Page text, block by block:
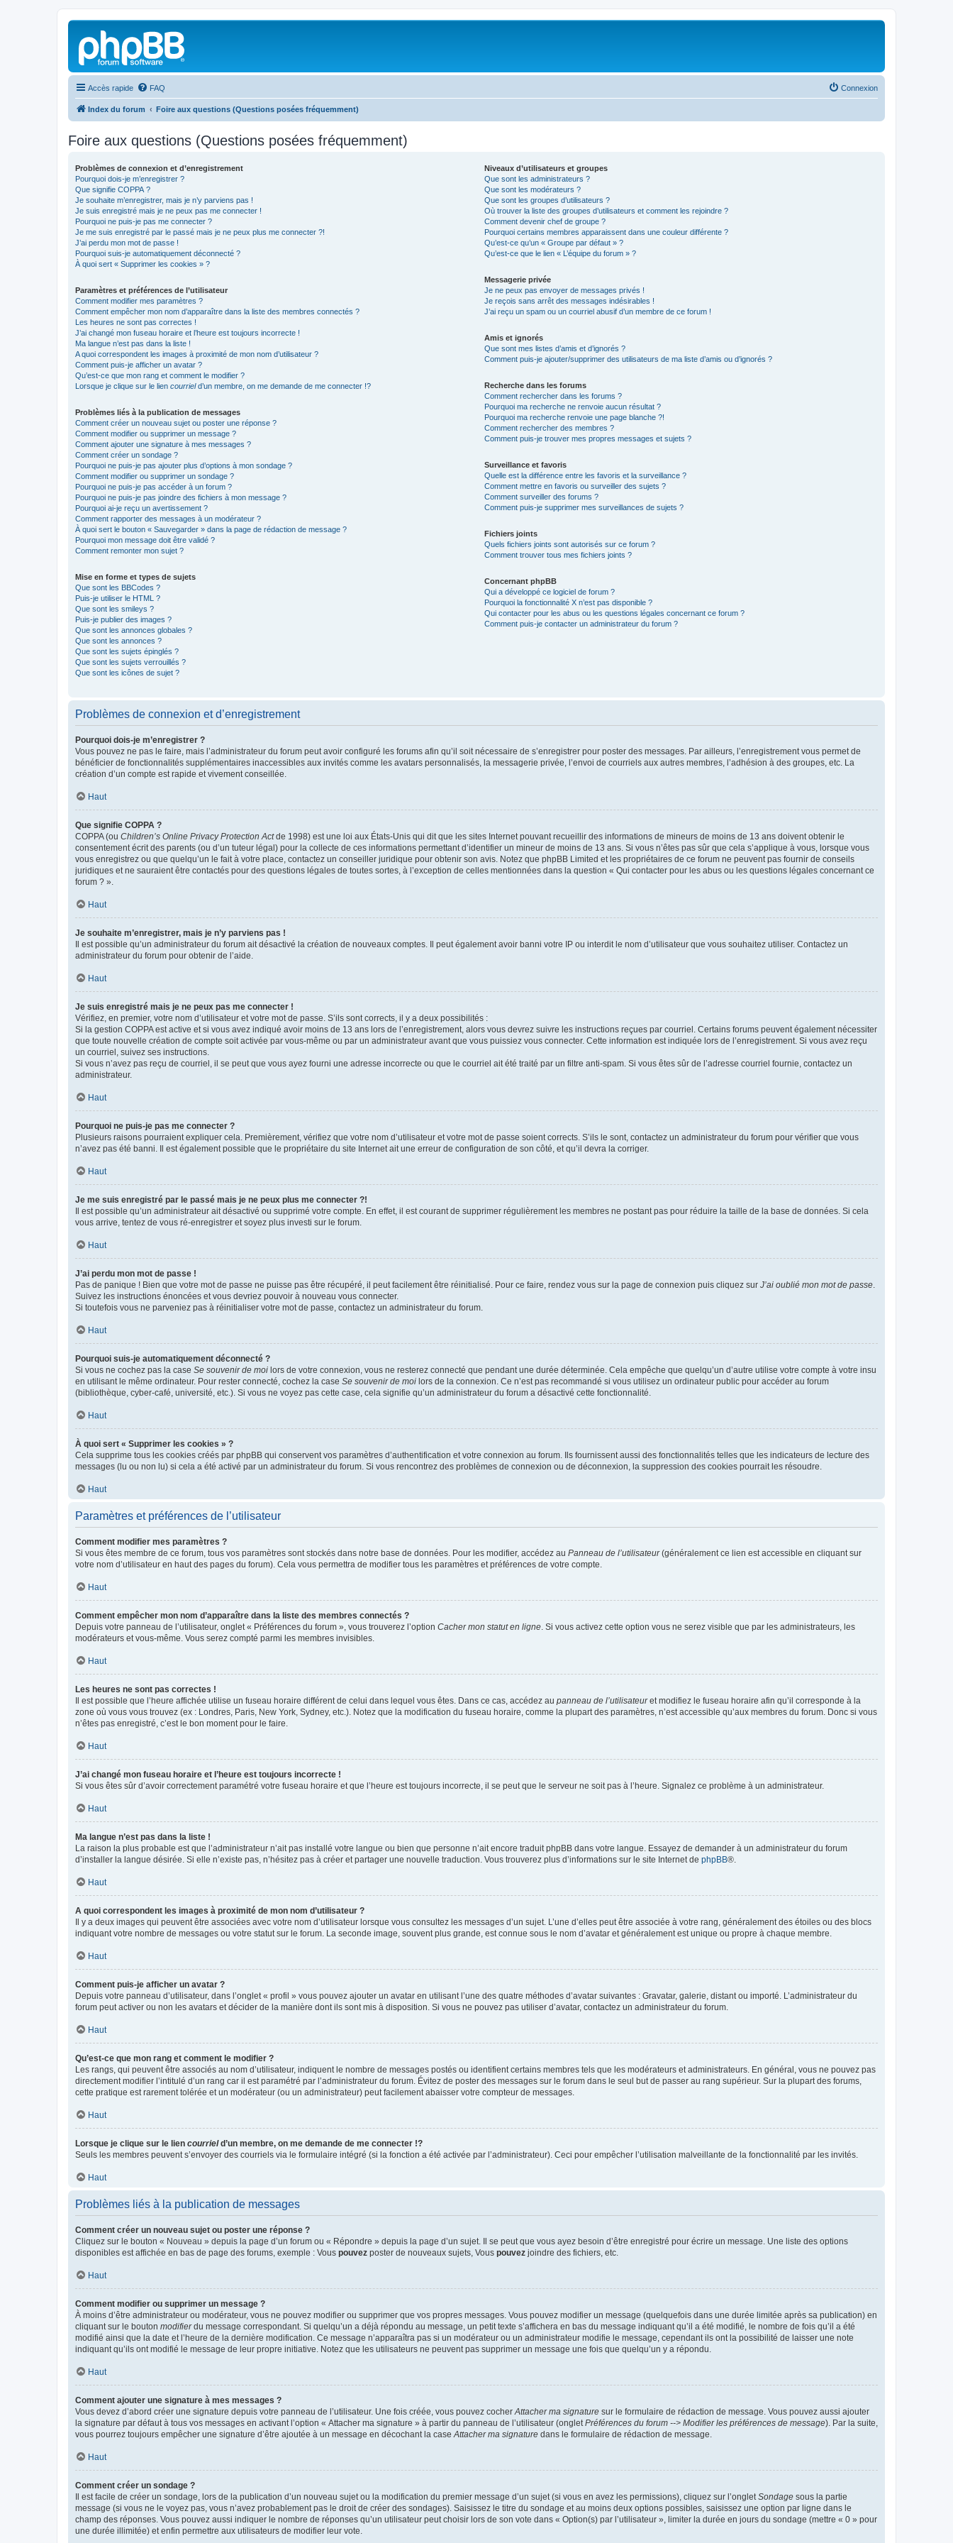
Accès rapide FAQ Connexion
Index du forum Foire aux questions (Questions posées fréquemment)
Foire aux questions (Questions posées fréquemment)
Problèmes de connexion et d’enregistrement
Pourquoi dois-je m’enregistrer ?
Que signifie COPPA ?
Je souhaite m’enregistrer, mais je n’y parviens pas !
Je suis enregistré mais je ne peux pas me connecter !
Pourquoi ne puis-je pas me connecter ?
Je me suis enregistré par le passé mais je ne peux plus me connecter ?!
J’ai perdu mon mot de passe !
Pourquoi suis-je automatiquement déconnecté ?
À quoi sert « Supprimer les cookies » ?
Paramètres et préférences de l’utilisateur
Comment modifier mes paramètres ?
Comment empêcher mon nom d’apparaître dans la liste des membres connectés ?
Les heures ne sont pas correctes !
J’ai changé mon fuseau horaire et l’heure est toujours incorrecte !
Ma langue n’est pas dans la liste !
A quoi correspondent les images à proximité de mon nom d’utilisateur ?
Comment puis-je afficher un avatar ?
Qu’est-ce que mon rang et comment le modifier ?
Lorsque je clique sur le lien courrield’un membre, on me demande de me connecter !?
Problèmes liés à la publication de messages
Comment créer un nouveau sujet ou poster une réponse ?
Comment modifier ou supprimer un message ?
Comment ajouter une signature à mes messages ?
Comment créer un sondage ?
Pourquoi ne puis-je pas ajouter plus d’options à mon sondage ?
Comment modifier ou supprimer un sondage ?
Pourquoi ne puis-je pas accéder à un forum ?
Pourquoi ne puis-je pas joindre des fichiers à mon message ?
Pourquoi ai-je reçu un avertissement ?
Comment rapporter des messages à un modérateur ?
À quoi sert le bouton « Sauvegarder » dans la page de rédaction de message ?
Pourquoi mon message doit être validé ?
Comment remonter mon sujet ?
Mise en forme et types de sujets
Que sont les BBCodes ?
Puis-je utiliser le HTML ?
Que sont les smileys ?
Puis-je publier des images ?
Que sont les annonces globales ?
Que sont les annonces ?
Que sont les sujets épinglés ?
Que sont les sujets verrouillés ?
Que sont les icônes de sujet ?
Niveaux d’utilisateurs et groupes
Que sont les administrateurs ?
Que sont les modérateurs ?
Que sont les groupes d’utilisateurs ?
Où trouver la liste des groupes d’utilisateurs et comment les rejoindre ?
Comment devenir chef de groupe ?
Pourquoi certains membres apparaissent dans une couleur différente ?
Qu’est-ce qu’un « Groupe par défaut » ?
Qu’est-ce que le lien « L’équipe du forum » ?
Messagerie privée
Je ne peux pas envoyer de messages privés !
Je reçois sans arrêt des messages indésirables !
J’ai reçu un spam ou un courriel abusif d’un membre de ce forum !
Amis et ignorés
Que sont mes listes d’amis et d’ignorés ?
Comment puis-je ajouter/supprimer des utilisateurs de ma liste d’amis ou d’ignorés ?
Recherche dans les forums
Comment rechercher dans les forums ?
Pourquoi ma recherche ne renvoie aucun résultat ?
Pourquoi ma recherche renvoie une page blanche ?!
Comment rechercher des membres ?
Comment puis-je trouver mes propres messages et sujets ?
Surveillance et favoris
Quelle est la différence entre les favoris et la surveillance ?
Comment mettre en favoris ou surveiller des sujets ?
Comment surveiller des forums ?
Comment puis-je supprimer mes surveillances de sujets ?
Fichiers joints
Quels fichiers joints sont autorisés sur ce forum ?
Comment trouver tous mes fichiers joints ?
Concernant phpBB
Qui a développé ce logiciel de forum ?
Pourquoi la fonctionnalité X n’est pas disponible ?
Qui contacter pour les abus ou les questions légales concernant ce forum ?
Comment puis-je contacter un administrateur du forum ?
Problèmes de connexion et d’enregistrement
Pourquoi dois-je m’enregistrer ?
Vous pouvez ne pas le faire, mais l’administrateur du forum peut avoir configuré les forums afin qu’il soit nécessaire de s’enregistrer pour poster des messages. Par ailleurs, l’enregistrement vous permet de
bénéficier de fonctionnalités supplémentaires inaccessibles aux invités comme les avatars personnalisés, la messagerie privée, l’envoi de courriels aux autres membres, l’adhésion à des groupes, etc. La
création d’un compte est rapide et vivement conseillée.
Haut
Que signifie COPPA ?
COPPA (ou Children’s Online Privacy Protection Actde 1998) est une loi aux États-Unis qui dit que les sites Internet pouvant recueillir des informations de mineurs de moins de 13 ans doivent obtenir le
consentement écrit des parents (ou d’un tuteur légal) pour la collecte de ces informations permettant d’identifier un mineur de moins de 13 ans. Si vous n’êtes pas sûr que cela s’applique à vous, lorsque vous
vous enregistrez ou que quelqu’un le fait à votre place, contactez un conseiller juridique pour obtenir son avis. Notez que phpBB Limited et les propriétaires de ce forum ne peuvent pas fournir de conseils
juridiques et ne sauraient être contactés pour des questions légales de toutes sortes, à l’exception de celles mentionnées dans la question « Qui contacter pour les abus ou les questions légales concernant ce
forum ? ».
Haut
Je souhaite m’enregistrer, mais je n’y parviens pas !
Il est possible qu’un administrateur du forum ait désactivé la création de nouveaux comptes. Il peut également avoir banni votre IP ou interdit le nom d’utilisateur que vous souhaitez utiliser. Contactez un
administrateur du forum pour obtenir de l’aide.
Haut
Je suis enregistré mais je ne peux pas me connecter !
Vérifiez, en premier, votre nom d’utilisateur et votre mot de passe. S’ils sont corrects, il y a deux possibilités :
Si la gestion COPPA est active et si vous avez indiqué avoir moins de 13 ans lors de l’enregistrement, alors vous devrez suivre les instructions reçues par courriel. Certains forums peuvent également nécessiter
que toute nouvelle création de compte soit activée par vous-même ou par un administrateur avant que vous puissiez vous connecter. Cette information est indiquée lors de l’enregistrement. Si vous avez reçu
un courriel, suivez ses instructions.
Si vous n’avez pas reçu de courriel, il se peut que vous ayez fourni une adresse incorrecte ou que le courriel ait été traité par un filtre anti-spam. Si vous êtes sûr de l’adresse courriel fournie, contactez un
administrateur.
Haut
Pourquoi ne puis-je pas me connecter ?
Plusieurs raisons pourraient expliquer cela. Premièrement, vérifiez que votre nom d’utilisateur et votre mot de passe soient corrects. S’ils le sont, contactez un administrateur du forum pour vérifier que vous
n’avez pas été banni. Il est également possible que le propriétaire du site Internet ait une erreur de configuration de son côté, et qu’il devra la corriger.
Haut
Je me suis enregistré par le passé mais je ne peux plus me connecter ?!
Il est possible qu’un administrateur ait désactivé ou supprimé votre compte. En effet, il est courant de supprimer régulièrement les membres ne postant pas pour réduire la taille de la base de données. Si cela
vous arrive, tentez de vous ré-enregistrer et soyez plus investi sur le forum.
Haut
J’ai perdu mon mot de passe !
Pas de panique ! Bien que votre mot de passe ne puisse pas être récupéré, il peut facilement être réinitialisé. Pour ce faire, rendez vous sur la page de connexion puis cliquez sur J’ai oublié mon mot de passe.
Suivez les instructions énoncées et vous devriez pouvoir à nouveau vous connecter.
Si toutefois vous ne parveniez pas à réinitialiser votre mot de passe, contactez un administrateur du forum.
Haut
Pourquoi suis-je automatiquement déconnecté ?
Si vous ne cochez pas la case Se souvenir de moi lors de votre connexion, vous ne resterez connecté que pendant une durée déterminée. Cela empêche que quelqu’un d’autre utilise votre compte à votre insu
en utilisant le même ordinateur. Pour rester connecté, cochez la case Se souvenir de moi lors de la connexion. Ce n’est pas recommandé si vous utilisez un ordinateur public pour accéder au forum
(bibliothèque, cyber-café, université, etc.). Si vous ne voyez pas cette case, cela signifie qu’un administrateur du forum a désactivé cette fonctionnalité.
Haut
À quoi sert « Supprimer les cookies » ?
Cela supprime tous les cookies créés par phpBB qui conservent vos paramètres d’authentification et votre connexion au forum. Ils fournissent aussi des fonctionnalités telles que les indicateurs de lecture des
messages (lu ou non lu) si cela a été activé par un administrateur du forum. Si vous rencontrez des problèmes de connexion ou de déconnexion, la suppression des cookies pourrait les résoudre.
Haut
Paramètres et préférences de l’utilisateur
Comment modifier mes paramètres ?
Si vous êtes membre de ce forum, tous vos paramètres sont stockés dans notre base de données. Pour les modifier, accédez au Panneau de l’utilisateur(généralement ce lien est accessible en cliquant sur
votre nom d’utilisateur en haut des pages du forum). Cela vous permettra de modifier tous les paramètres et préférences de votre compte.
Haut
Comment empêcher mon nom d’apparaître dans la liste des membres connectés ?
Depuis votre panneau de l’utilisateur, onglet « Préférences du forum », vous trouverez l’option Cacher mon statut en ligne. Si vous activez cette option vous ne serez visible que par les administrateurs, les
modérateurs et vous-même. Vous serez compté parmi les membres invisibles.
Haut
Les heures ne sont pas correctes !
Il est possible que l’heure affichée utilise un fuseau horaire différent de celui dans lequel vous êtes. Dans ce cas, accédez au panneau de l’utilisateuret modifiez le fuseau horaire afin qu’il corresponde à la
zone où vous vous trouvez (ex : Londres, Paris, New York, Sydney, etc.). Notez que la modification du fuseau horaire, comme la plupart des paramètres, n’est accessible qu’aux membres du forum. Donc si vous
n’êtes pas enregistré, c’est le bon moment pour le faire.
Haut
J’ai changé mon fuseau horaire et l’heure est toujours incorrecte !
Si vous êtes sûr d’avoir correctement paramétré votre fuseau horaire et que l’heure est toujours incorrecte, il se peut que le serveur ne soit pas à l’heure. Signalez ce problème à un administrateur.
Haut
Ma langue n’est pas dans la liste !
La raison la plus probable est que l’administrateur n’ait pas installé votre langue ou bien que personne n’ait encore traduit phpBB dans votre langue. Essayez de demander à un administrateur du forum
d’installer la langue désirée. Si elle n’existe pas, n’hésitez pas à créer et partager une nouvelle traduction. Vous trouverez plus d’informations sur le site Internet de phpBB®.
Haut
A quoi correspondent les images à proximité de mon nom d’utilisateur ?
Il y a deux images qui peuvent être associées avec votre nom d’utilisateur lorsque vous consultez les messages d’un sujet. L’une d’elles peut être associée à votre rang, généralement des étoiles ou des blocs
indiquant votre nombre de messages ou votre statut sur le forum. La seconde image, souvent plus grande, est connue sous le nom d’avatar et généralement est unique ou propre à chaque membre.
Haut
Comment puis-je afficher un avatar ?
Depuis votre panneau d’utilisateur, dans l’onglet « profil » vous pouvez ajouter un avatar en utilisant l’une des quatre méthodes d’avatar suivantes : Gravatar, galerie, distant ou importé. L’administrateur du
forum peut activer ou non les avatars et décider de la manière dont ils sont mis à disposition. Si vous ne pouvez pas utiliser d’avatar, contactez un administrateur du forum.
Haut
Qu’est-ce que mon rang et comment le modifier ?
Les rangs, qui peuvent être associés au nom d’utilisateur, indiquent le nombre de messages postés ou identifient certains membres tels que les modérateurs et administrateurs. En général, vous ne pouvez pas
directement modifier l’intitulé d’un rang car il est paramétré par l’administrateur du forum. Évitez de poster des messages sur le forum dans le seul but de passer au rang supérieur. Sur la plupart des forums,
cette pratique est rarement tolérée et un modérateur (ou un administrateur) peut facilement abaisser votre compteur de messages.
Haut
Lorsque je clique sur le lien courrield’un membre, on me demande de me connecter !?
Seuls les membres peuvent s’envoyer des courriels via le formulaire intégré (si la fonction a été activée par l’administrateur). Ceci pour empêcher l’utilisation malveillante de la fonctionnalité par les invités.
Haut
Problèmes liés à la publication de messages
Comment créer un nouveau sujet ou poster une réponse ?
Cliquez sur le bouton « Nouveau » depuis la page d’un forum ou « Répondre » depuis la page d’un sujet. Il se peut que vous ayez besoin d’être enregistré pour écrire un message. Une liste des options
disponibles est affichée en bas de page des forums, exemple : Vous pouvez poster de nouveaux sujets, Vous pouvez joindre des fichiers, etc.
Haut
Comment modifier ou supprimer un message ?
À moins d’être administrateur ou modérateur, vous ne pouvez modifier ou supprimer que vos propres messages. Vous pouvez modifier un message (quelquefois dans une durée limitée après sa publication) en
cliquant sur le bouton modifierdu message correspondant. Si quelqu’un a déjà répondu au message, un petit texte s’affichera en bas du message indiquant qu’il a été modifié, le nombre de fois qu’il a été
modifié ainsi que la date et l’heure de la dernière modification. Ce message n’apparaîtra pas si un modérateur ou un administrateur modifie le message, cependant ils ont la possibilité de laisser une note
indiquant qu’ils ont modifié le message de leur propre initiative. Notez que les utilisateurs ne peuvent pas supprimer un message une fois que quelqu’un y a répondu.
Haut
Comment ajouter une signature à mes messages ?
Vous devez d’abord créer une signature depuis votre panneau de l’utilisateur. Une fois créée, vous pouvez cocherAttacher ma signature sur le formulaire de rédaction de message. Vous pouvez aussi ajouter
la signature par défaut à tous vos messages en activant l’option « Attacher ma signature » à partir du panneau de l’utilisateur (ongletPréférences du forum --> Modifier les préférences de message). Par la suite,
vous pourrez toujours empêcher une signature d’être ajoutée à un message en décochant la caseAttacher ma signature dans le formulaire de rédaction de message.
Haut
Comment créer un sondage ?
Il est facile de créer un sondage, lors de la publication d’un nouveau sujet ou la modification du premier message d’un sujet (si vous en avez les permissions), cliquez sur l’ongletSondage sous la partie
message (si vous ne le voyez pas, vous n’avez probablement pas le droit de créer des sondages). Saisissez le titre du sondage et au moins deux options possibles, saisissez une option par ligne dans le
champ des réponses. Vous pouvez aussi indiquer le nombre de réponses qu’un utilisateur peut choisir lors de son vote dans « Option(s) par l’utilisateur », limiter la durée en jours du sondage (mettre « 0 » pour
une durée illimitée) et enfin permettre aux utilisateurs de modifier leur vote.